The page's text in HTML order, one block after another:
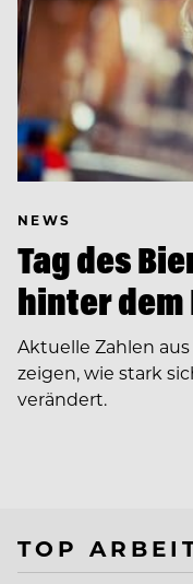
NEWS
Tag des
hinter
Aktuelle Zahlen
zeigen, wie stark
verändert.
TOP